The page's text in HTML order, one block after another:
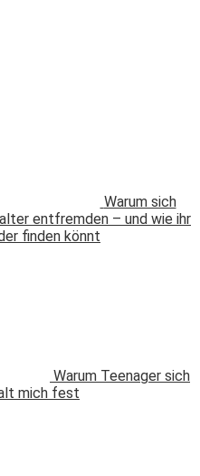
Warum sich
entfremden – und wie ihr
finden könnt
Warum Teenager sich
mich fest